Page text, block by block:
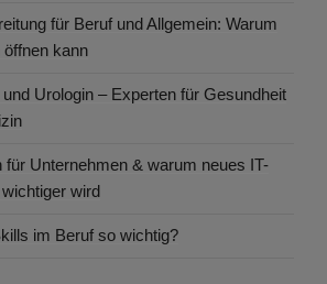
für Beruf und Allgemein: Warum
kann
Urologin – Experten für Gesundheit
für Unternehmen & warum neues IT-
wird
im Beruf so wichtig?